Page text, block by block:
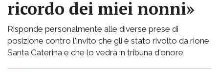
ricordo dei miei nonni»
Risponde personalmente alle diverse prese di
posizione contro l'invito che gli è stato rivolto da rione
Santa Caterina e che lo vedrà in tribuna d'onore